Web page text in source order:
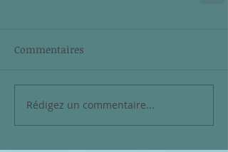
Commentaires
Rédigez un commentaire...